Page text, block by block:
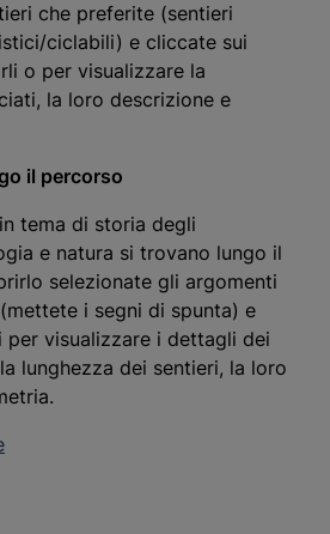
che preferite (sentieri
ciclabili) e cliccate sui
o per visualizzare la
la loro descrizione e
il percorso
tema di storia degli
e natura si trovano lungo il
selezionate gli argomenti
i segni di spunta) e
per visualizzare i dettagli dei
la lunghezza dei sentieri, la loro